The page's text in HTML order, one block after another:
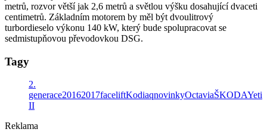
metrů, rozvor větší jak 2,6 metrů a světlou výšku dosahující dvaceti
centimetrů. Základním motorem by měl být dvoulitrový
turbordieselo výkonu 140 kW, který bude spolupracovat se
sedmistupňovou převodovkou DSG.
Tagy
2.
generace20162017faceliftKodiaqnovinkyOctaviaŠKODAYeti
II
Reklama